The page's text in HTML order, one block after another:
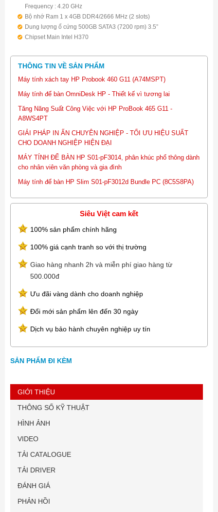
Frequency : 4.20 GHz
Bộ nhớ Ram 1 x 4GB DDR4/2666 MHz (2 slots)
Dung lượng ổ cứng 500GB SATA3 (7200 rpm) 3.5”
Chipset Main Intel H370
Nguồn 180W
Bàn phím + Chuột USB
Đồ họa Intel UHD Graphics 610
Cổng kết nối Front: 2 x USB 3.1 Gen 1 ; 1 x
Microphone/Headphone combo jack ; Rear: 4 x USB 2.0 ; 2 x USB
3.1 Gen 1 ; 1 x RJ45 ; 1 x VGA ; 1 x HDMI ; 1 x COM ; 1 x
Microphone-in ; 1 x Audio Line-in ; 1 x Audio Line-out ; 1 x PCIe X16
; 1 x PCIe X1 ; 2 x SATA ; 1 x M2 2230 (for WLAN) ; 1 x SSD PCIe
Kích thước 9.5 x 29.6 x 27 cm (W x D x H)
Trọng lượng 3.968 kg
Hệ điều hành FreeDos
THÔNG TIN VỀ SẢN PHẨM
Máy tính xách tay HP Probook 460 G11 (A74MSPT)
Máy tính để bàn OmniDesk HP - Thiết kế vì tương lai
Tăng Năng Suất Công Việc với HP ProBook 465 G11 -
A8WS4PT
GIẢI PHÁP IN ẤN CHUYÊN NGHIỆP - TỐI ƯU HIỆU SUẤT
CHO DOANH NGHIỆP HIỆN ĐẠI
MÁY TÍNH ĐỂ BÀN HP S01-pF3014, phân khúc phổ thông dành
cho nhân viên văn phòng và gia đình
Máy tính để bàn HP Slim S01-pF3012d Bundle PC (8C5S8PA)
Siêu Việt cam kết
100% sản phẩm chính hãng
100% giá cạnh tranh so với thị trường
Giao hàng nhanh 2h và miễn phí giao hàng từ
500.000đ
Ưu đãi vàng dành cho doanh nghiệp
Đổi mới sản phẩm lên đến 30 ngày
Dịch vụ bảo hành chuyên nghiệp uy tín
SẢN PHẨM ĐI KÈM
GIỚI THIỆU
THÔNG SỐ KỸ THUẬT
HÌNH ẢNH
VIDEO
TẢI CATALOGUE
TẢI DRIVER
ĐÁNH GIÁ
PHẢN HỒI